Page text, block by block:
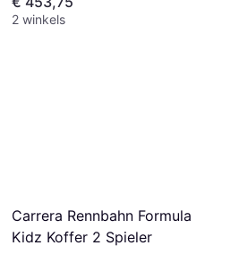
2 winkels
Carrera Rennbahn Formula
Kidz Koffer 2 Spieler